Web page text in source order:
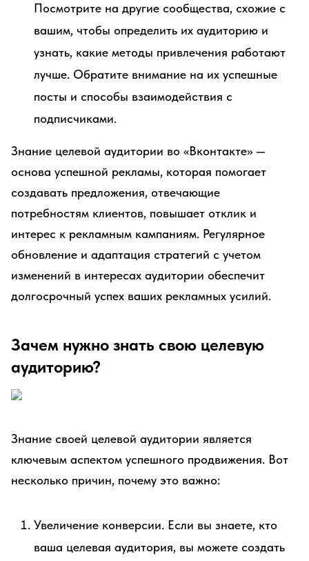
Посмотрите на другие сообщества, схожие с
вашим, чтобы определить их аудиторию и
узнать, какие методы привлечения работают
лучше. Обратите внимание на их успешные
посты и способы взаимодействия с
подписчиками.
Знание целевой аудитории во «Вконтакте» —
основа успешной рекламы, которая помогает
создавать предложения, отвечающие
потребностям клиентов, повышает отклик и
интерес к рекламным кампаниям. Регулярное
обновление и адаптация стратегий с учетом
изменений в интересах аудитории обеспечит
долгосрочный успех ваших рекламных усилий.
Зачем нужно знать свою целевую
аудиторию?
Знание своей целевой аудитории является
ключевым аспектом успешного продвижения. Вот
несколько причин, почему это важно:
Увеличение конверсии. Если вы знаете, кто
ваша целевая аудитория, вы можете создать